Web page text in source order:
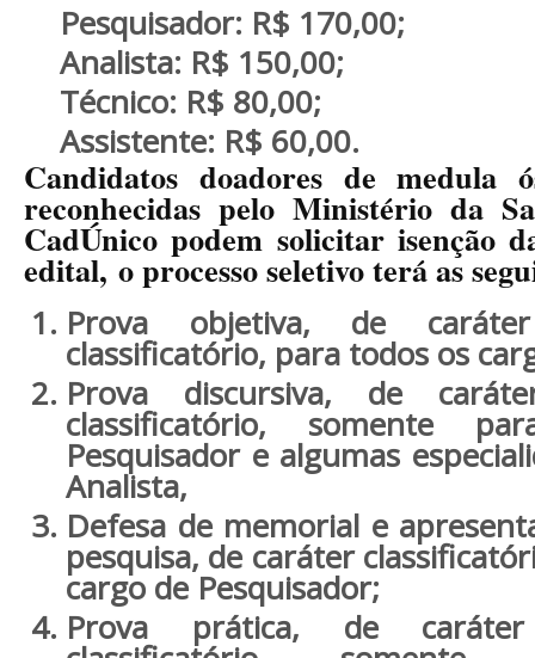
Pesquisador: R$ 170,00;
Analista: R$ 150,00;
Técnico: R$ 80,00;
Assistente: R$ 60,00.
Candidatos doadores de medula
reconhecidas pelo Ministério da
CadÚnico podem solicitar isenção
edital, o processo seletivo terá as
Prova objetiva, de
classificatório, para todos os
Prova discursiva, de
classificatório, somente
Pesquisador e algumas
Analista,
Defesa de memorial e
pesquisa, de caráter
cargo de Pesquisador;
Prova prática, de caráter